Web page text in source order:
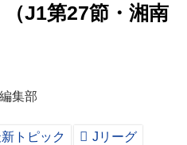
J1第27節・湘南
集部
トピック
Jリーグ